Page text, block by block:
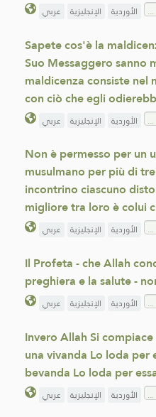
عربي الإنجليزية الأوردية
Sapete cos'è la
Suo Messaggero sanno
maldicenza consiste
con ciò che egli
عربي الإنجليزية الأوردية
Non è permesso per un
musulmano per più di
incontrino ciascuno
migliore tra loro è colui
عربي الإنجليزية الأوردية
Il Profeta - che Allah
preghiera e la salute -
عربي الإنجليزية الأوردية
Invero Allah Si
una vivanda Lo loda per
bevanda Lo loda per
عربي الإنجليزية الأوردية